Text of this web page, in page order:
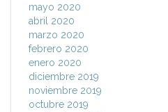
mayo 2020
abril 2020
marzo 2020
febrero 2020
enero 2020
diciembre 2019
noviembre 2019
octubre 2019